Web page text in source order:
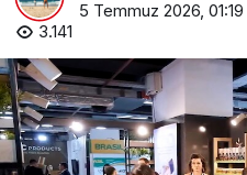
5 Temmuz 2026, 01:19
3.141